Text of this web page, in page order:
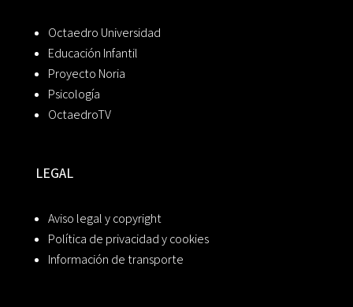
Octaedro Universidad
Educación Infantil
Proyecto Noria
Psicología
OctaedroTV
LEGAL
Aviso legal y copyright
Política de privacidad y cookies
Información de transporte